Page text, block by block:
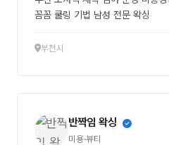
꼼꼼 쿨링 기법 남성 전문 왁싱
부천시
반짝임 왁싱
미용·뷰티